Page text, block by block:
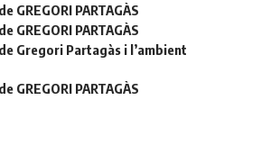
GREGORI PARTAGÀS
GREGORI PARTAGÀS
Gregori Partagàs i l’ambient
GREGORI PARTAGÀS